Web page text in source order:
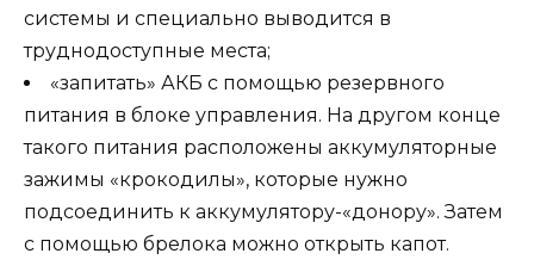
системы и специально выводится в
труднодоступные места;
«запитать» АКБ с помощью резервного
питания в блоке управления. На другом конце
такого питания расположены аккумуляторные
зажимы «крокодилы», которые нужно
подсоединить к аккумулятору-«донору». Затем
с помощью брелока можно открыть капот.